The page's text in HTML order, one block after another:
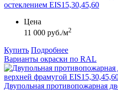
остеклением EIS15,30,45,60
Цена
11 000 руб./м2
Купить Подробнее
Варианты окраски по RAL
Двупольная противопожарная